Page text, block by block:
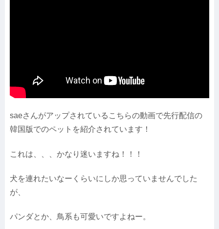
saeさんがアップされているこちらの動画で先行配信の
韓国版でのペットを紹介されています！
これは、、、かなり迷いますね！！！
犬を連れたいなーくらいにしか思っていませんでした
が、
パンダとか、鳥系も可愛いですよねー。